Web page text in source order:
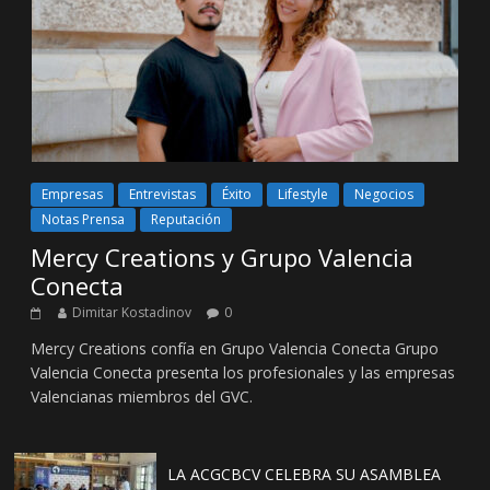
Empresas Entrevistas Éxito Lifestyle
Negocios
Notas Prensa
Reputación
Mercy Creations y Grupo Valencia
Conecta
Dimitar Kostadinov 0
Mercy Creations confía en Grupo Valencia Conecta Grupo
Valencia Conecta presenta los profesionales y las empresas
Valencianas miembros del GVC.
LA ACGCBCV CELEBRA SU ASAMBLEA